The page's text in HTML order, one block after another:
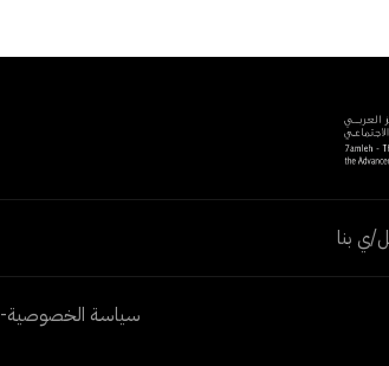
ي بنا
سياسة الخصوصية-